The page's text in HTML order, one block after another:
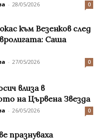
- 28/05/2026 0
към Везенков след
Саша
- 27/05/2026 0
влиза в
на Цървена Звезда
- 26/05/2026 0
празнуваха